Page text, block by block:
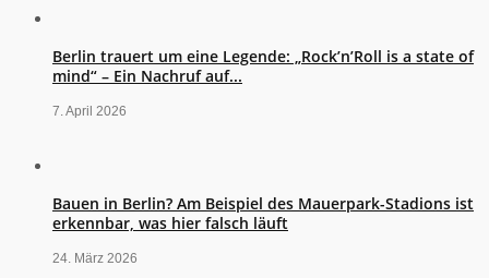
Berlin trauert um eine Legende: „Rock’n’Roll is a state of
mind“ – Ein Nachruf auf...
7. April 2026
Bauen in Berlin? Am Beispiel des Mauerpark-Stadions ist
erkennbar, was hier falsch läuft
24. März 2026